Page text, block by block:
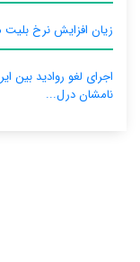
زیان افزایش نرخ بلیت
اجرای لغو روادید بین
نامشان درل...